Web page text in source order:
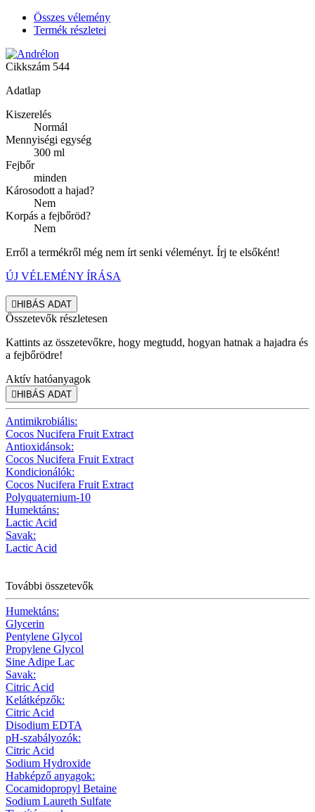
Összes vélemény
Termék részletei
Cikkszám 544
Adatlap
Kiszerelés
Normál
Mennyiségi egység
300 ml
Fejbőr
minden
Károsodott a hajad?
Nem
Korpás a fejbőröd?
Nem
Erről a termékről még nem írt senki véleményt. Írj te elsőként!
ÚJ VÉLEMÉNY ÍRÁSA
HIBÁS ADAT
Összetevők részletesen
Kattints az összetevőkre, hogy megtudd, hogyan hatnak a hajadra és
a fejbőrödre!
Aktív hatóanyagok
HIBÁS ADAT
Antimikrobiális:
Cocos Nucifera Fruit Extract
Antioxidánsok:
Cocos Nucifera Fruit Extract
Kondicionálók:
Cocos Nucifera Fruit Extract
Polyquaternium-10
Humektáns:
Lactic Acid
Savak:
Lactic Acid
További összetevők
Humektáns:
Glycerin
Pentylene Glycol
Propylene Glycol
Sine Adipe Lac
Savak:
Citric Acid
Kelátképzők:
Citric Acid
Disodium EDTA
pH-szabályozók:
Citric Acid
Sodium Hydroxide
Habképző anyagok:
Cocamidopropyl Betaine
Sodium Laureth Sulfate